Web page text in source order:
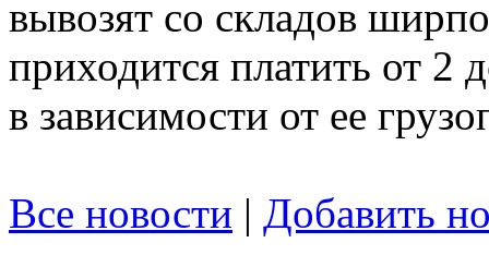
вывозят со складов
приходится платить от 2
в зависимости от ее
Все новости | Добавить